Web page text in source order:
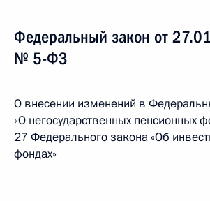
Федеральный закон от
№ 5-ФЗ
О внесении изменений в
«О негосударственных пенсионных
27 Федерального закона «Об
фондах»